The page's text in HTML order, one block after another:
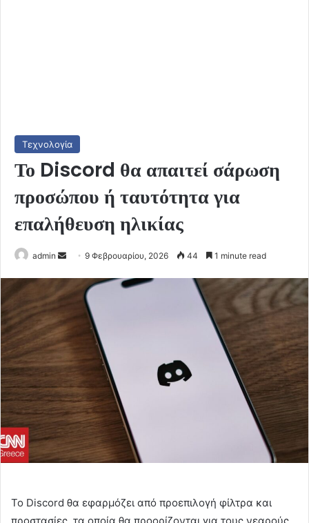
Τεχνολογία
Το Discord θα απαιτεί σάρωση
προσώπου ή ταυτότητα για
επαλήθευση ηλικίας
admin
Send
email
9 Φεβρουαρίου, 2026 44 1 minute read
Το Discord θα εφαρμόζει από προεπιλογή φίλτρα και